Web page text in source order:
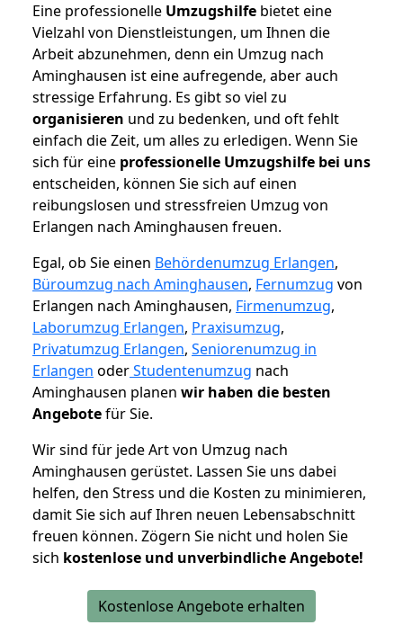
Eine professionelle Umzugshilfe bietet eine
Vielzahl von Dienstleistungen, um Ihnen die
Arbeit abzunehmen, denn ein Umzug nach
Aminghausen ist eine aufregende, aber auch
stressige Erfahrung. Es gibt so viel zu
organisieren und zu bedenken, und oft fehlt
einfach die Zeit, um alles zu erledigen. Wenn Sie
sich für eine professionelle Umzugshilfe bei uns
entscheiden, können Sie sich auf einen
reibungslosen und stressfreien Umzug von
Erlangen nach Aminghausen freuen.
Egal, ob Sie einen Behördenumzug Erlangen,
Büroumzug nach Aminghausen, Fernumzug von
Erlangen nach Aminghausen, Firmenumzug,
Laborumzug Erlangen, Praxisumzug,
Privatumzug Erlangen, Seniorenumzug in
Erlangen oderStudentenumzug nach
Aminghausen planen wir haben die besten
Angebotefür Sie.
Wir sind für jede Art von Umzug nach
Aminghausen gerüstet. Lassen Sie uns dabei
helfen, den Stress und die Kosten zu minimieren,
damit Sie sich auf Ihren neuen Lebensabschnitt
freuen können. Zögern Sie nicht und holen Sie
sich kostenlose und unverbindliche Angebote!
Kostenlose Angebote erhalten